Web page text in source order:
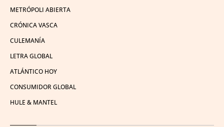
METRÓPOLI ABIERTA
CRÓNICA VASCA
CULEMANÍA
LETRA GLOBAL
ATLÁNTICO HOY
CONSUMIDOR GLOBAL
HULE & MANTEL